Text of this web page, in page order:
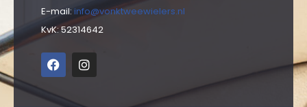
E-mail: info@vonktweewielers.nl
KvK: 52314642